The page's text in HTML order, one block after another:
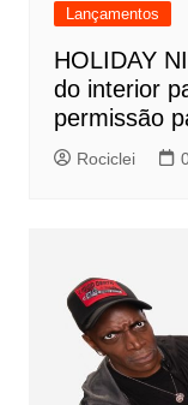
Lançamentos
HOLIDAY
do interior
permissão
Rociclei